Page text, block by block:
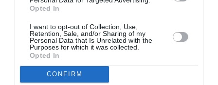
Opted In
I want to opt-out of Collection, Use,
Retention, Sale, and/or Sharing of my
Personal Data that Is Unrelated with the
Purposes for which it was collected.
Opted In
CONFIRM